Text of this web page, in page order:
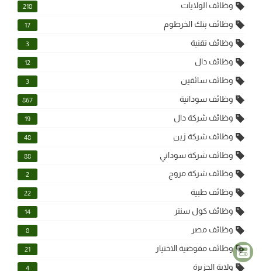
وظائف الولايات 218
وظائف بنك الخرطوم 17
وظائف تقنية 3
وظائف دال 12
وظائف سائقين 3
وظائف سودانية 867
وظائف شركة دال 19
وظائف شركة زين 48
وظائف شركة سوداني 88
وظائف شركة مروج 2
وظائف طبية 22
وظائف كول سنتر 14
وظائف مصر 8
وظائف مفوضية الاختيار 21
ولاية الجزيرة 4